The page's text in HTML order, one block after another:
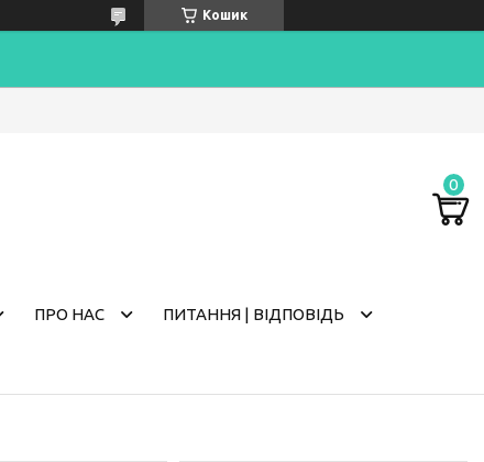
Кошик
ПРО НАС ПИТАННЯ | ВІДПОВІДЬ